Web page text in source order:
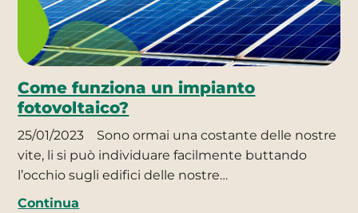
Come funziona un impianto
fotovoltaico?
25/01/2023
Sono ormai una costante delle nostre
vite, li si può individuare facilmente buttando
l’occhio sugli edifici delle nostre…
Continua